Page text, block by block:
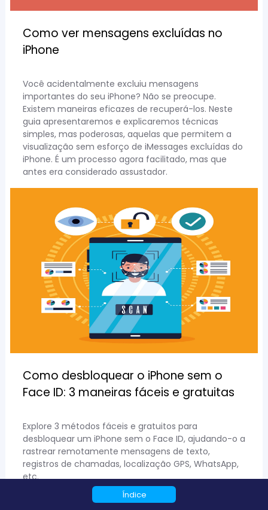
Índice
Como ver mensagens excluídas no
iPhone
Você acidentalmente excluiu mensagens
importantes do seu iPhone? Não se preocupe.
Existem maneiras eficazes de recuperá-los. Neste
guia apresentaremos e explicaremos técnicas
simples, mas poderosas, aquelas que permitem a
visualização sem esforço de iMessages excluídas do
iPhone. É um processo agora facilitado, mas que
antes era considerado assustador.
Como desbloquear o iPhone sem o
Face ID: 3 maneiras fáceis e gratuitas
Explore 3 métodos fáceis e gratuitos para
desbloquear um iPhone sem o Face ID, ajudando-o a
rastrear remotamente mensagens de texto,
registros de chamadas, localização GPS, WhatsApp,
etc.